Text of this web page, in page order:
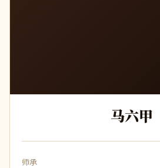
马六甲
师承